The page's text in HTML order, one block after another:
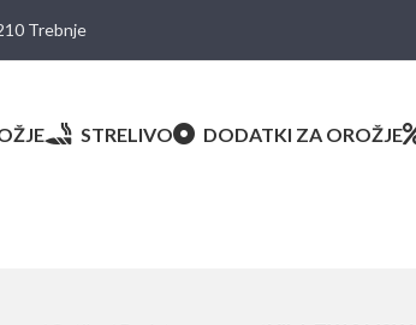
Trebnje
STRELIVO DODATKI ZA OROŽJE